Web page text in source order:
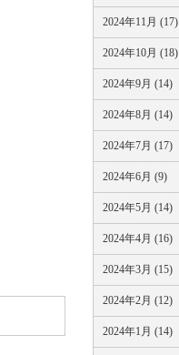
2024年11月 (17)
2024年10月 (18)
2024年9月 (14)
2024年8月 (14)
2024年7月 (17)
2024年6月 (9)
2024年5月 (14)
2024年4月 (16)
2024年3月 (15)
2024年2月 (12)
2024年1月 (14)